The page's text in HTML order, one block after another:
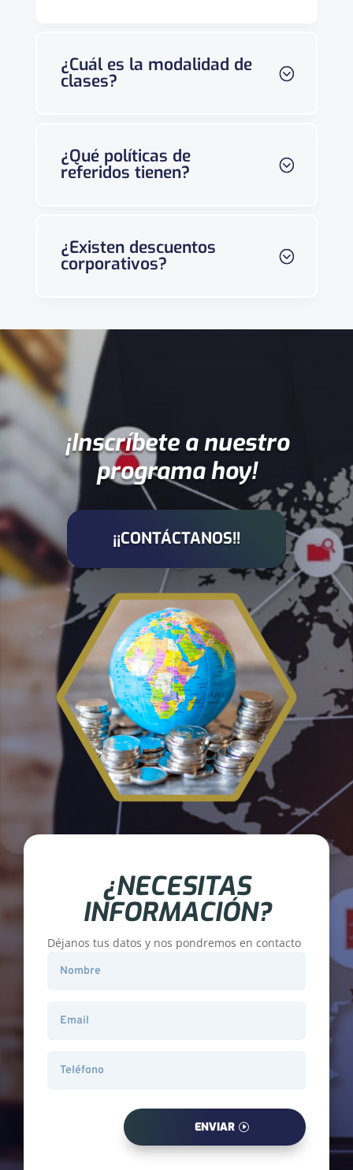
¿Cuál es la modalidad de
clases?
¿Qué políticas de
referidos tienen?
¿Existen descuentos
corporativos?
¡Inscríbete a nuestro
programa hoy!
¡¡CONTÁCTANOS!!
¿NECESITAS
INFORMACIÓN?
Déjanos tus datos y nos pondremos en contacto
ENVIAR